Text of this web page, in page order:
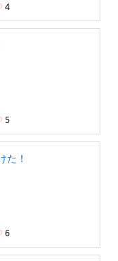
4
5
た！
6